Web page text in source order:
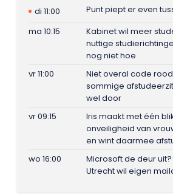
di 11:00
Punt piept er even
ma 10:15
Kabinet wil meer
nuttige
nog niet hoe
vr 11:00
Niet overal code
sommige
wel door
vr 09:15
Iris maakt met één
onveiligheid van
en wint daarmee
wo 16:00
Microsoft de deur
Utrecht wil eigen